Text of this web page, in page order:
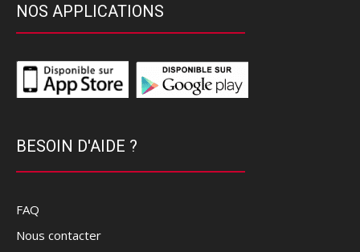
NOS APPLICATIONS
BESOIN D'AIDE ?
FAQ
Nous contacter